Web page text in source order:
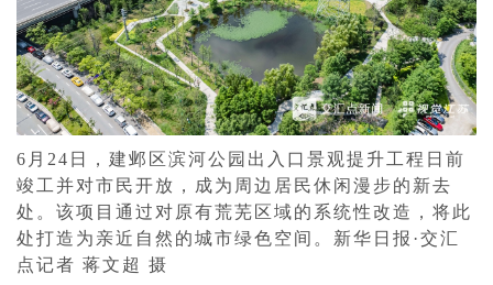
6月24日，建邺区滨河公园出入口景观提升工程日前
竣工并对市民开放，成为周边居民休闲漫步的新去
处。该项目通过对原有荒芜区域的系统性改造，将此
处打造为亲近自然的城市绿色空间。新华日报·交汇
点记者 蒋文超 摄